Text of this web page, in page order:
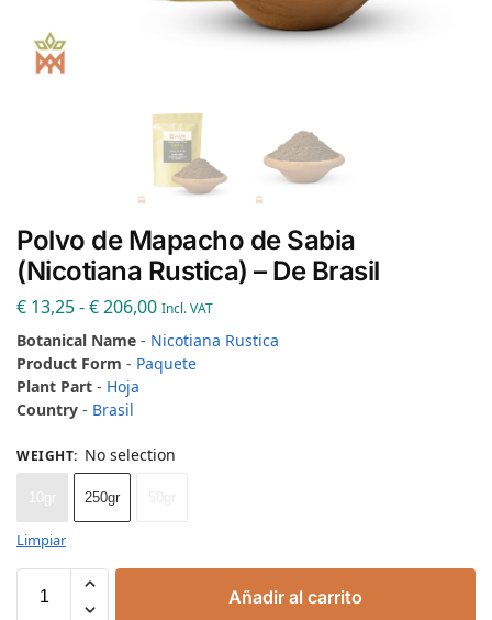
Polvo de Mapacho de Sabia
(Nicotiana Rustica) – De Brasil
€ 13,25-€206,00 Incl. VAT
Botanical Name - Nicotiana Rustica
Product Form - Paquete
Plant Part - Hoja
Country - Brasil
WEIGHT: No selection
10gr 250gr
Limpiar
Añadir al carrito